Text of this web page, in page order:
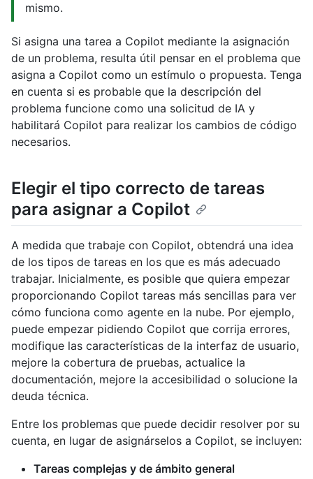
mismo.
Si asigna una tarea a Copilot mediante la asignación
de un problema, resulta útil pensar en el problema que
asigna a Copilot como un estímulo o propuesta. Tenga
en cuenta si es probable que la descripción del
problema funcione como una solicitud de IA y
habilitará Copilot para realizar los cambios de código
necesarios.
Elegir el tipo correcto de tareas
para asignar a Copilot
A medida que trabaje con Copilot, obtendrá una idea
de los tipos de tareas en los que es más adecuado
trabajar. Inicialmente, es posible que quiera empezar
proporcionando Copilot tareas más sencillas para ver
cómo funciona como agente en la nube. Por ejemplo,
puede empezar pidiendo Copilot que corrija errores,
modifique las características de la interfaz de usuario,
mejore la cobertura de pruebas, actualice la
documentación, mejore la accesibilidad o solucione la
deuda técnica.
Entre los problemas que puede decidir resolver por su
cuenta, en lugar de asignárselos a Copilot, se incluyen:
Tareas complejas y de ámbito general